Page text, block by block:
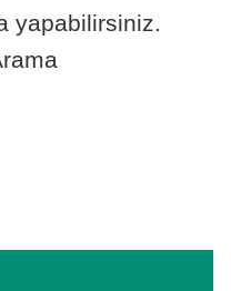
yapabilirsiniz.